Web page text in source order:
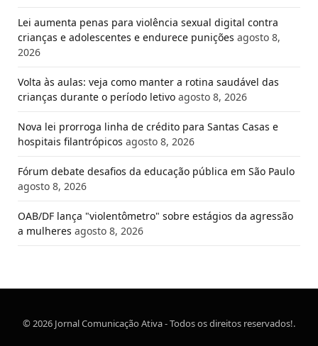
Lei aumenta penas para violência sexual digital contra
crianças e adolescentes e endurece punições agosto 8,
2026
Volta às aulas: veja como manter a rotina saudável das
crianças durante o período letivo agosto 8, 2026
Nova lei prorroga linha de crédito para Santas Casas e
hospitais filantrópicos agosto 8, 2026
Fórum debate desafios da educação pública em São Paulo
agosto 8, 2026
OAB/DF lança "violentômetro" sobre estágios da agressão
a mulheres agosto 8, 2026
© 2026 Jornal Comunicação Ativa - Todos os direitos reservados!.